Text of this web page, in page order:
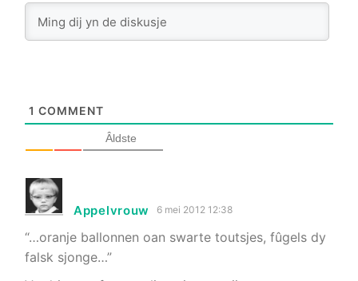
1 COMMENT
Âldste
Appelvrouw 6 mei 2012 12:38
“…oranje ballonnen oan swarte toutsjes, fûgels dy
falsk sjonge…”